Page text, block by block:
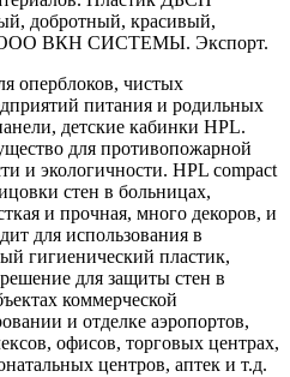
добротный, красивый,
ООО ВКН СИСТЕМЫ. Экспорт.
оперблоков, чистых
питания и родильных
детские кабинки HPL.
для противопожарной
и экологичности. HPL compact
стен в больницах,
и прочная, много декоров, и
для использования в
гигиенический пластик,
для защиты стен в
коммерческой
и отделке аэропортов,
офисов, торговых центрах,
центров, аптек и т.д.